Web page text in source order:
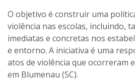
O objetivo é construir uma
violência nas escolas, incluindo,
imediatas e concretas nos
e entorno. A iniciativa é uma
atos de violência que ocorreram
em Blumenau (SC).